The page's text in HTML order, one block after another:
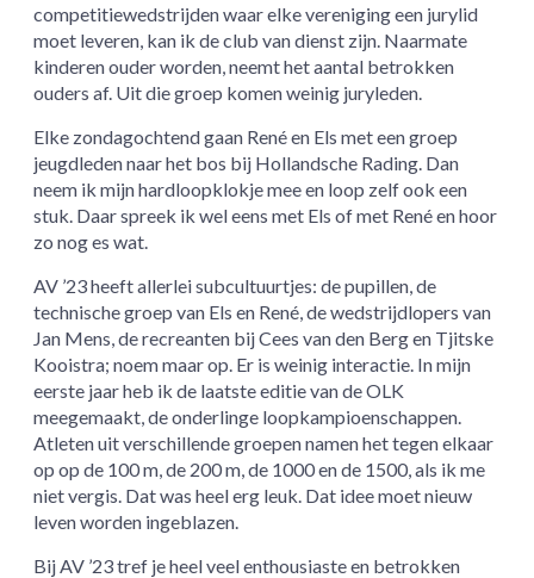
competitiewedstrijden waar elke vereniging een jurylid
moet leveren, kan ik de club van dienst zijn. Naarmate
kinderen ouder worden, neemt het aantal betrokken
ouders af. Uit die groep komen weinig juryleden.
Elke zondagochtend gaan René en Els met een groep
jeugdleden naar het bos bij Hollandsche Rading. Dan
neem ik mijn hardloopklokje mee en loop zelf ook een
stuk. Daar spreek ik wel eens met Els of met René en hoor
zo nog es wat.
AV ’23 heeft allerlei subcultuurtjes: de pupillen, de
technische groep van Els en René, de wedstrijdlopers van
Jan Mens, de recreanten bij Cees van den Berg en Tjitske
Kooistra; noem maar op. Er is weinig interactie. In mijn
eerste jaar heb ik de laatste editie van de OLK
meegemaakt, de onderlinge loopkampioenschappen.
Atleten uit verschillende groepen namen het tegen elkaar
op op de 100 m, de 200 m, de 1000 en de 1500, als ik me
niet vergis. Dat was heel erg leuk. Dat idee moet nieuw
leven worden ingeblazen.
Bij AV ’23 tref je heel veel enthousiaste en betrokken